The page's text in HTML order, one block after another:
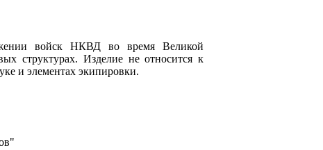
войск НКВД во время Великой
структурах. Изделие не относится к
и элементах экипировки.